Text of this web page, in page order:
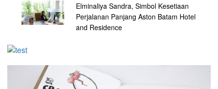
Elminaliya Sandra, Simbol Kesetiaan
Perjalanan Panjang Aston Batam Hotel
and Residence